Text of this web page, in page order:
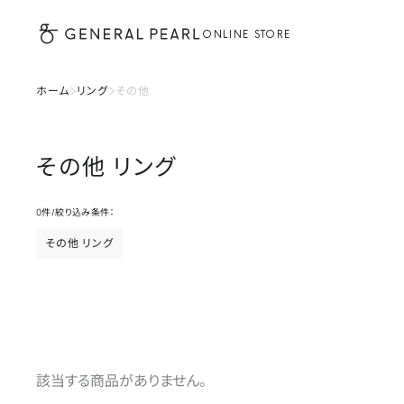
ONLINE STORE
ホーム リング その他
その他 リング
0件/絞り込み条件：
その他 リング
該当する商品がありません。